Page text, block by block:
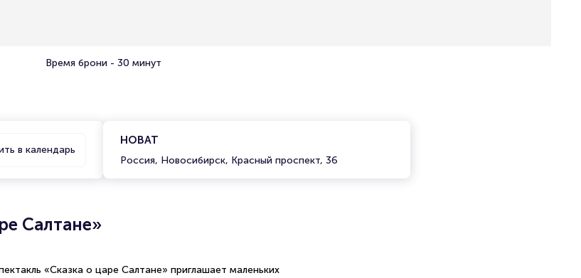
Время брони - 30 минут
в календарь
НОВАТ
Россия, Новосибирск, Красный проспект, 36
Салтане»
«Сказка о царе Салтане» приглашает маленьких